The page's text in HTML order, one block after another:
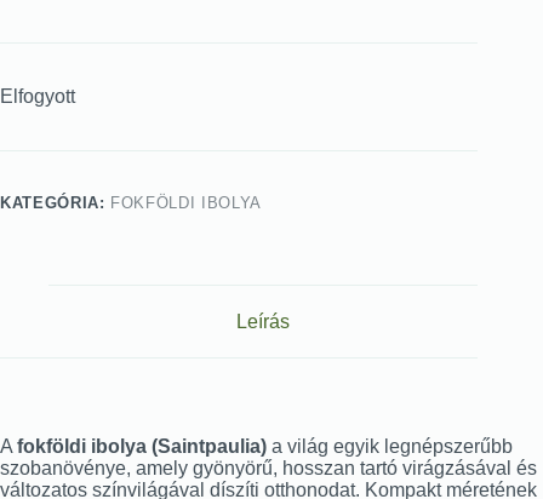
Elfogyott
KATEGÓRIA: FOKFÖLDI IBOLYA
Leírás
A fokföldi ibolya (Saintpaulia) a világ egyik legnépszerűbb
szobanövénye, amely gyönyörű, hosszan tartó virágzásával és
változatos színvilágával díszíti otthonodat. Kompakt méretének